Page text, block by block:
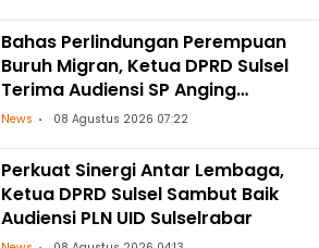
Bahas Perlindungan Perempuan
Buruh Migran, Ketua DPRD Sulsel
Terima Audiensi SP Anging
Mammiri
News 08 Agustus 2026 07:22
Perkuat Sinergi Antar Lembaga,
Ketua DPRD Sulsel Sambut Baik
Audiensi PLN UID Sulselrabar